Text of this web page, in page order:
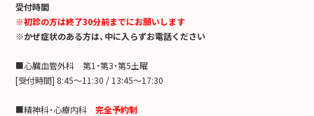
受付時間
※初診の方は終了30分前までにお願いします
※かぜ症状のある方は、中に入らずお電話ください
■心臓血管外科 第1・第3・第5土曜
[受付時間] 8:45～11:30 / 13:45～17:30
■精神科・心療内科完全予約制